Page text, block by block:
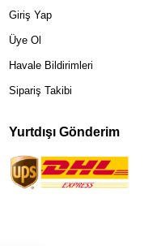
Giriş Yap
Üye Ol
Havale Bildirimleri
Sipariş Takibi
Yurtdışı Gönderim